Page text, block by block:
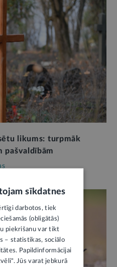
likums: turpmāk
pašvaldībām
sīkdatnes
darbotos, tiek
(obligātās)
piekrišanu var tikt
– statistikas, sociālo
Papildinformācijai
Jūs varat jebkurā